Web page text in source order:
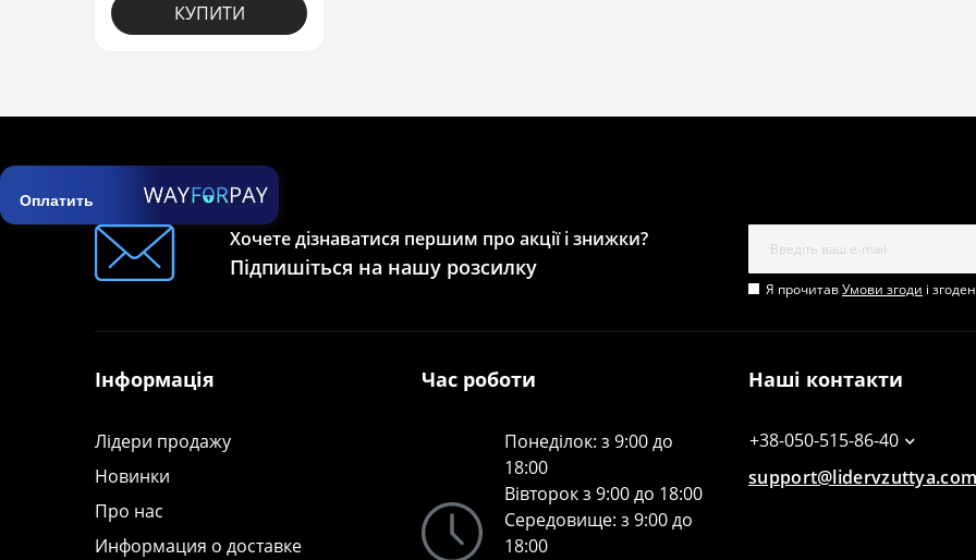
КУПИТИ
Оплатить
Хочете дізнаватися першим про акції і знижки?
Підпишіться на нашу розсилку
Я прочитавУмови згоди і
Інформація
Лідери продажу
Новинки
Про нас
Информация о доставке
Час роботи
Понеділок: з 9:00 до
18:00
Вівторок з 9:00 до 18:00
Середовище: з 9:00 до
18:00
Наші контакти
+38-050-515-86-40